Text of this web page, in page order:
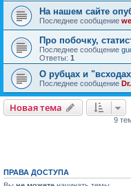
На нашем сайте
Последнее сообщение
Про побочку,
Последнее сообщение
Ответы: 1
О рубцах и
Последнее сообщение
Новая тема
9
ПРАВА ДОСТУПА